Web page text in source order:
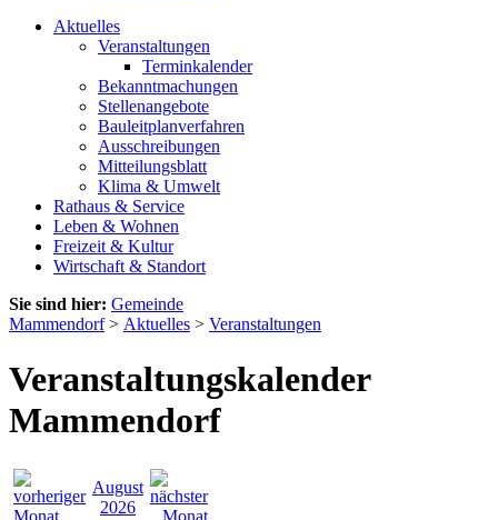
Aktuelles
Veranstaltungen
Terminkalender
Bekanntmachungen
Stellenangebote
Bauleitplanverfahren
Ausschreibungen
Mitteilungsblatt
Klima & Umwelt
Rathaus & Service
Leben & Wohnen
Freizeit & Kultur
Wirtschaft & Standort
Sie sind hier: Gemeinde
Mammendorf> Aktuelles > Veranstaltungen
Veranstaltungskalender
Mammendorf
August
2026